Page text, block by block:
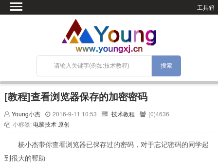
工具箱
网站搭建
关于Blog
宝塔面板
[教程]查看浏览器保存的加密密码
Young小杰 2016-9-11 10:53 技术教程
(0)4636
小标签: 电脑技术 原创
杨小杰带你查看浏览器已保存过的密码，对于忘记密码的同学起
到很大的帮助